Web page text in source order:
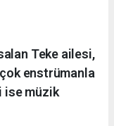
Teke ailesi,
enstrümanla
ise müzik